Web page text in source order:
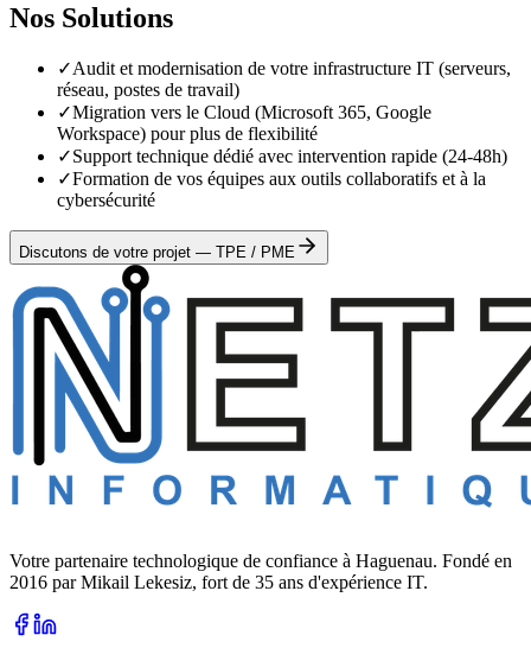
Nos Solutions
✓Audit et modernisation de votre infrastructure IT (serveurs,
réseau, postes de travail)
✓Migration vers le Cloud (Microsoft 365, Google
Workspace) pour plus de flexibilité
✓Support technique dédié avec intervention rapide (24-48h)
✓Formation de vos équipes aux outils collaboratifs et à la
cybersécurité
Discutons de votre projet — TPE / PME
Votre partenaire technologique de confiance à Haguenau. Fondé en
2016 par Mikail Lekesiz, fort de 35 ans d'expérience IT.